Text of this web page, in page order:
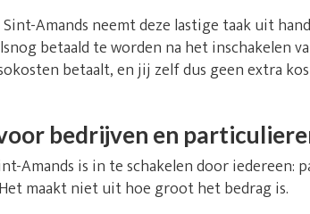
Sint-Amands neemt deze lastige taak uit
betaald te worden na het inschakelen
betaalt, en jij zelf dus geen extra
bedrijven en
Amands is in te schakelen door
maakt niet uit hoe groot het bedrag is.